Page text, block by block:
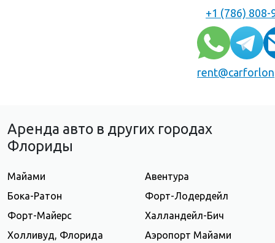
+1 (786) 808-
Аренда авто в других городах
Флориды
Майами
Авентура
Бока-Ратон
Форт-Лодердейл
Форт-Майерс
Халландейл-Бич
Холливуд, Флорида
Аэропорт Майами